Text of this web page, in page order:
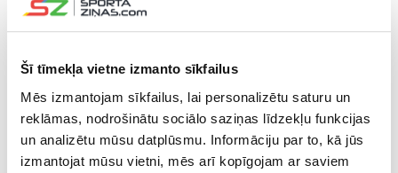
Šī tīmekļa vietne izmanto sīkfailus
Mēs izmantojam sīkfailus, lai personalizētu saturu un
reklāmas, nodrošinātu sociālo saziņas līdzekļu funkcijas
un analizētu mūsu datplūsmu. Informāciju par to, kā jūs
izmantojat mūsu vietni, mēs arī kopīgojam ar saviem
Domants Sabonis (Sakramento “Kings”), Jons Valančūns
Lukass Lekavičus, Toms Dimsa, Igns Brazdeikis (visi –
Kauņas “Žalgiris”), Eigirds Zukausks, Kristups Žemaitis (
abi – Viļņas “Wolves), Mindaugs Kuzminsks (brīvais
aģents), Gitis Masiulis, Martins Ehods (abi Viļņas “Rytas”),
Marijus Grigonis (Atēnu “Panathinaikos”), Roks Gedraitis